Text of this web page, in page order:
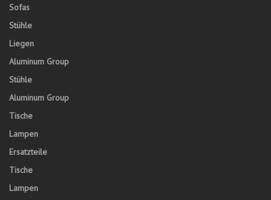
Sofas
Stühle
Liegen
Aluminum Group
Stühle
Aluminum Group
Tische
Lampen
Ersatzteile
Tische
Lampen